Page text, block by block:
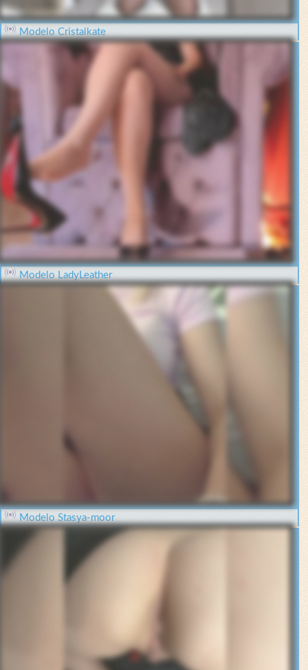
Modelo Cristalkate
Modelo LadyLeather
Modelo Stasya-moor